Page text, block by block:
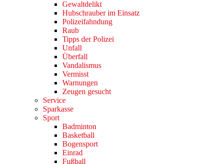
Gewaltdelikt
Hubschrauber im Einsatz
Polizeifahndung
Raub
Tipps der Polizei
Unfall
Überfall
Vandalismus
Vermisst
Warnungen
Zeugen gesucht
Service
Sparkasse
Sport
Badminton
Basketball
Bogensport
Einrad
Fußball